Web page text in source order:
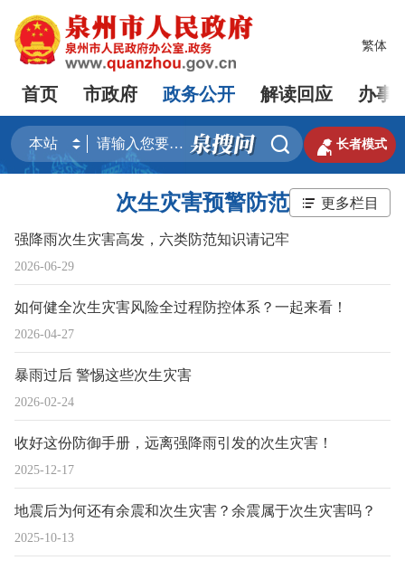
繁体
首页 市政府 政务公开 解读回应 办事
  长者模式
次生灾害预警防范 更多栏目
2026-06-29
强降雨次生灾害高发，六类防范知识请记牢
2026-04-27
如何健全次生灾害风险全过程防控体系？一起来看！
2026-02-24
暴雨过后 警惕这些次生灾害
2025-12-17
收好这份防御手册，远离强降雨引发的次生灾害！
2025-10-13
地震后为何还有余震和次生灾害？余震属于次生灾害吗？